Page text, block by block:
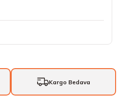
Kargo Bedava